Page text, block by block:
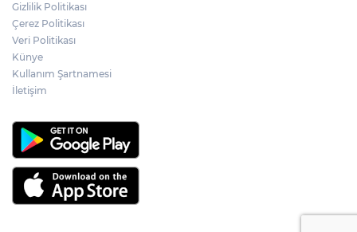
Gizlilik Politikası
Çerez Politikası
Veri Politikası
Künye
Kullanım Şartnamesi
İletişim